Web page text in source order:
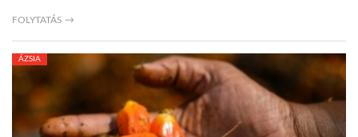
GLOBOTV BP
HÍR3D
TROPICALMAGAZIN
FOLYTATÁS →
ÁZSIA